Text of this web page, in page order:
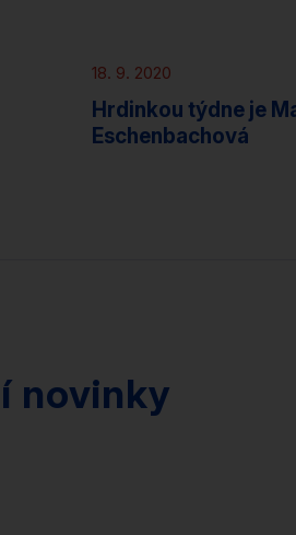
18. 9. 2020
Hrdinkou týdne je
Eschenbachová
novinky